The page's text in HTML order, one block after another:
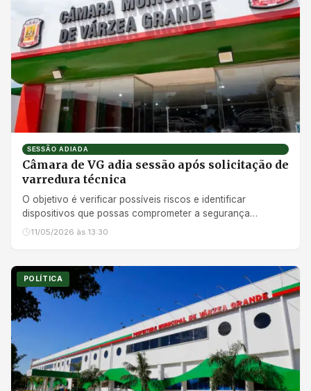
SESSÃO ADIADA
Câmara de VG adia sessão após solicitação de
varredura técnica
O objetivo é verificar possíveis riscos e identificar
dispositivos que possas comprometer a segurança
institucionalr
11/05/2026 às 13:30
POLÍTICA